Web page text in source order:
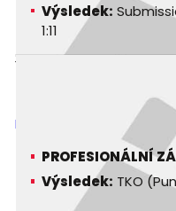
Výsledek:
1:11
13. 08. 2011
Kayo MMA - Home
PROFESIONÁLNÍ
Výsledek: TKO